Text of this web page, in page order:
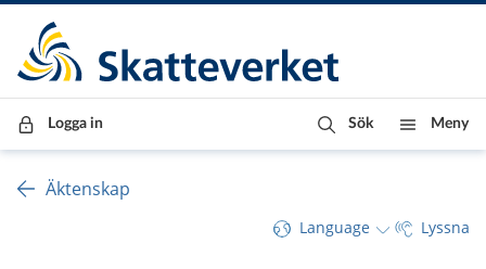
Till innehåll
Till navigationen
Till chattrobot
Logga in Sök Meny
Äktenskap
Language Lyssna